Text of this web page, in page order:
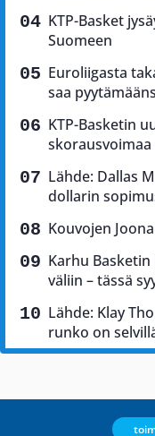
KTP-Basket
Suomeen
Euroliigasta
saa
KTP-Basketin
skorausvoimaa
Lähde: Dallas
dollarin
Kouvojen
Karhu
väliin – tässä
Lähde: Klay
runko on